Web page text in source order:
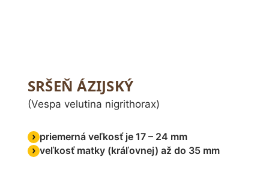
SRŠEŇ ÁZIJSKÝ
(Vespa velutina nigrithorax)
priemerná veľkosť je 17 – 24 mm
veľkosť matky (kráľovnej) až do 35 mm